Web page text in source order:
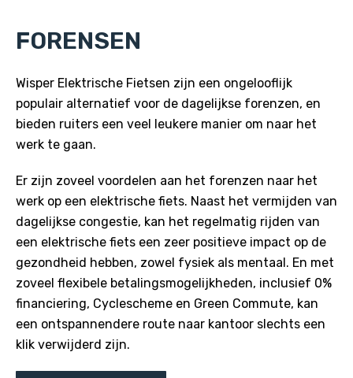
FORENSEN
Wisper Elektrische Fietsen zijn een ongelooflijk
populair alternatief voor de dagelijkse forenzen, en
bieden ruiters een veel leukere manier om naar het
werk te gaan.
Er zijn zoveel voordelen aan het forenzen naar het
werk op een elektrische fiets. Naast het vermijden van
dagelijkse congestie, kan het regelmatig rijden van
een elektrische fiets een zeer positieve impact op de
gezondheid hebben, zowel fysiek als mentaal. En met
zoveel flexibele betalingsmogelijkheden, inclusief 0%
financiering, Cyclescheme en Green Commute, kan
een ontspannendere route naar kantoor slechts een
klik verwijderd zijn.